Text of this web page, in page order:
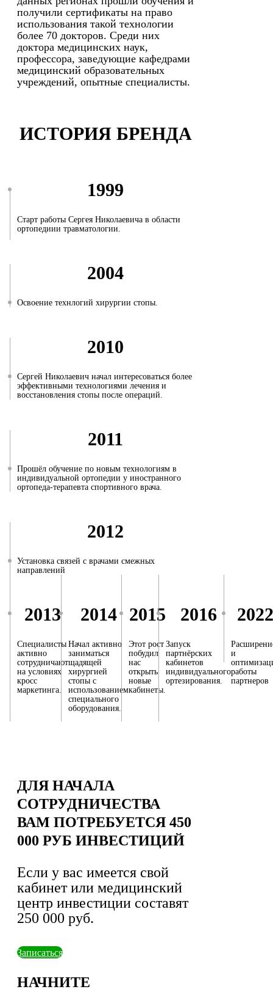
получили сертификаты на право
использования такой технологии
более 70 докторов. Среди них
доктора медицинских наук,
профессора, заведующие кафедрами
медицинский образовательных
учреждений, опытные специалисты.
ИСТОРИЯ БРЕНДА
1999
Старт работы Сергея Николаевича в области
ортопедиии травматологии.
2004
Освоение технлогий хирургии стопы.
2010
Сергей Николаевич начал интересоваться более
эффективными технологиями лечения и
восстановления стопы после операций.
2011
Прошёл обучение по новым технологиям в
индивидуальной ортопедии у иностранного
ортопеда-терапевта спортивного врача.
2012
Установка связей с врачами смежных
направлений
2013
Специалисты
активно
сотрудничают
на условиях
кросс
маркетинга.
2014
Начал активно
заниматься
щадящей
хирургией
стопы с
использованием
специального
оборудования.
2015
Этот рост
побудил
нас
открыть
новые
кабинеты.
2016
Запуск
партнёрских
кабинетов
индивидуального
ортезирования.
2022
и
работы
партнеров
ДЛЯ НАЧАЛА
СОТРУДНИЧЕСТВА
ВАМ ПОТРЕБУЕТСЯ 450
000 РУБ ИНВЕСТИЦИЙ
Если у вас имеется свой
кабинет или медицинский
центр инвестиции составят
250 000 руб.
Записаться
НАЧНИТЕ